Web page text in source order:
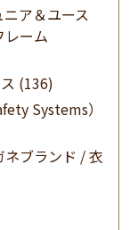
ア＆ユース
レーム
(136)
Systems）
ネブランド / 衣